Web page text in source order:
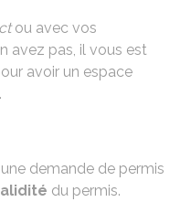
ou avec vos
avez pas, il vous est
avoir un espace
demande de permis
du permis.